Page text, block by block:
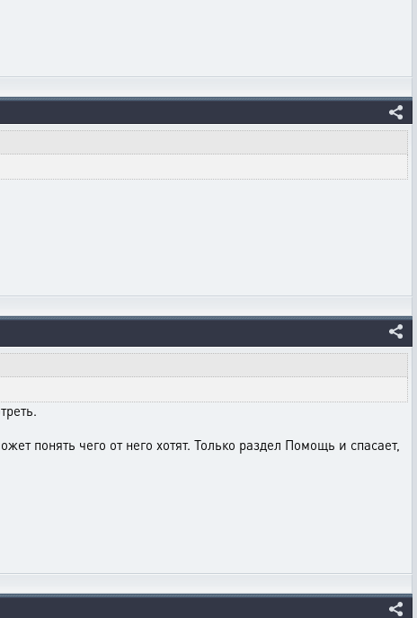
понять чего от него хотят. Только раздел Помощь и спасает,